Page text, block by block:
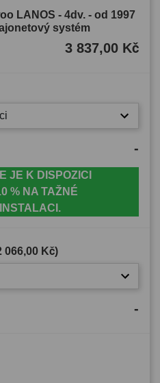
LANOS - 4dv. - od 1997
systém
3 837,00 Kč
-
JE K DISPOZICI
% NA TAŽNÉ
066,00 Kč)
-